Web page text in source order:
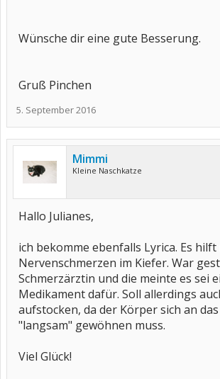
Wünsche dir eine gute Besserung.
Gruß Pinchen
5. September 2016
Mimmi
Kleine Naschkatze
Hallo Julianes,
ich bekomme ebenfalls Lyrica. Es
Nervenschmerzen im Kiefer. War
Schmerzärztin und die meinte es sei
Medikament dafür. Soll allerdings
aufstocken, da der Körper sich an
"langsam" gewöhnen muss.
Viel Glück!